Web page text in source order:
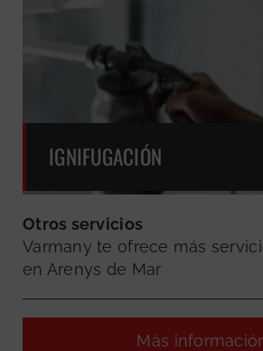
IGNIFUGACIÓN
Otros servicios
Varmany te ofrece más
en Arenys de Mar
Más